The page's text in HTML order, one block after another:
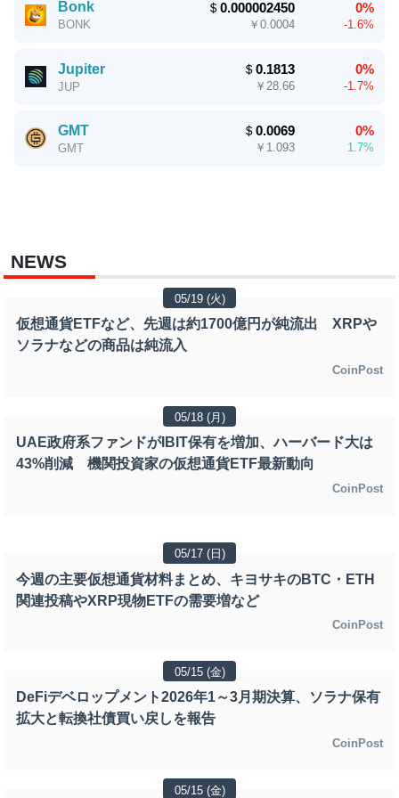
Bonk
BONK
＄0.000002450
￥ 0.0004
0%
-1.6%
Jupiter
JUP
＄0.1813
￥ 28.66
0%
-1.7%
GMT
GMT
＄0.0069
￥ 1.093
0%
1.7%
NEWS
05/19 (火)
仮想通貨ETFなど、先週は約1700億円が純流出 XRPや
ソラナなどの商品は純流入
CoinPost
05/18 (月)
UAE政府系ファンドがIBIT保有を増加、ハーバード大は
43%削減 機関投資家の仮想通貨ETF最新動向
CoinPost
05/17 (日)
今週の主要仮想通貨材料まとめ、キヨサキのBTC・ETH
関連投稿やXRP現物ETFの需要増など
CoinPost
05/15 (金)
DeFiデベロップメント2026年1～3月期決算、ソラナ保有
拡大と転換社債買い戻しを報告
CoinPost
05/15 (金)